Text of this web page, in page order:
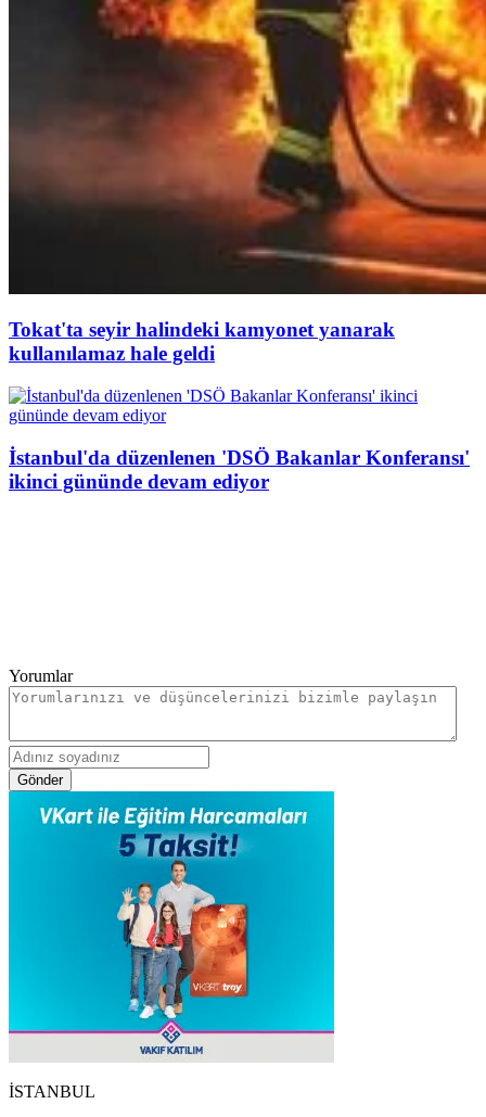
Tokat'ta seyir halindeki kamyonet yanarak
kullanılamaz hale geldi
İstanbul'da düzenlenen 'DSÖ Bakanlar Konferansı'
ikinci gününde devam ediyor
Yorumlar
Gönder
İSTANBUL